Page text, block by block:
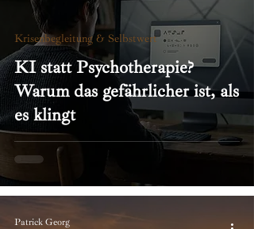
KI statt Psychotherapie?
Warum das gefährlicher ist, als
es klingt
Krisenbegleitung & Selbstwert
Patrick Georg